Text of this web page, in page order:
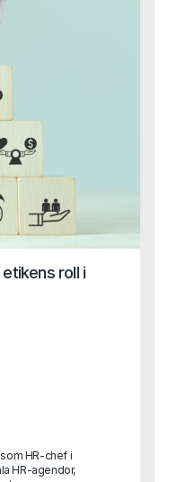
roll i
HR-chef i
HR-agendor,